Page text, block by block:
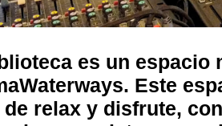
es un espacio
Este
de relax y disfrute,